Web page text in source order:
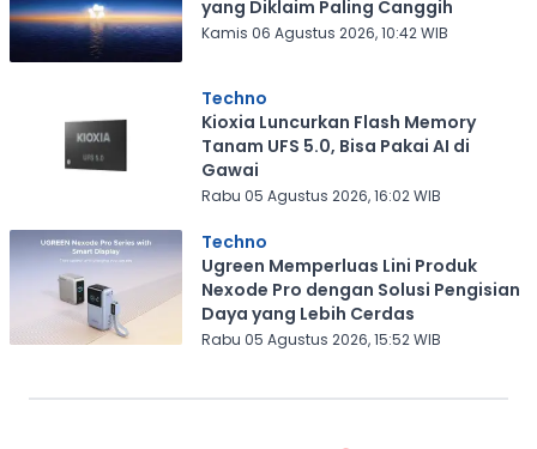
yang Diklaim Paling Canggih
Kamis 06 Agustus 2026, 10:42 WIB
Techno
Kioxia Luncurkan Flash Memory
Tanam UFS 5.0, Bisa Pakai AI di
Gawai
Rabu 05 Agustus 2026, 16:02 WIB
Techno
Ugreen Memperluas Lini Produk
Nexode Pro dengan Solusi Pengisian
Daya yang Lebih Cerdas
Rabu 05 Agustus 2026, 15:52 WIB